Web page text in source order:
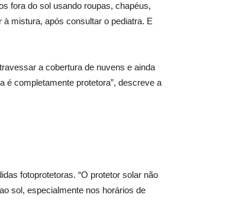
fora do sol usando roupas, chapéus,
mistura, após consultar o pediatra. E
a cobertura de nuvens e ainda
é completamente protetora”, descreve a
fotoprotetoras. “O protetor solar não
sol, especialmente nos horários de